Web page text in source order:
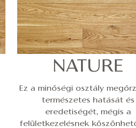
NATURE
Ez a minőségi osztály
természetes hatását és
eredetiségét, mégis a
felületkezelésnek